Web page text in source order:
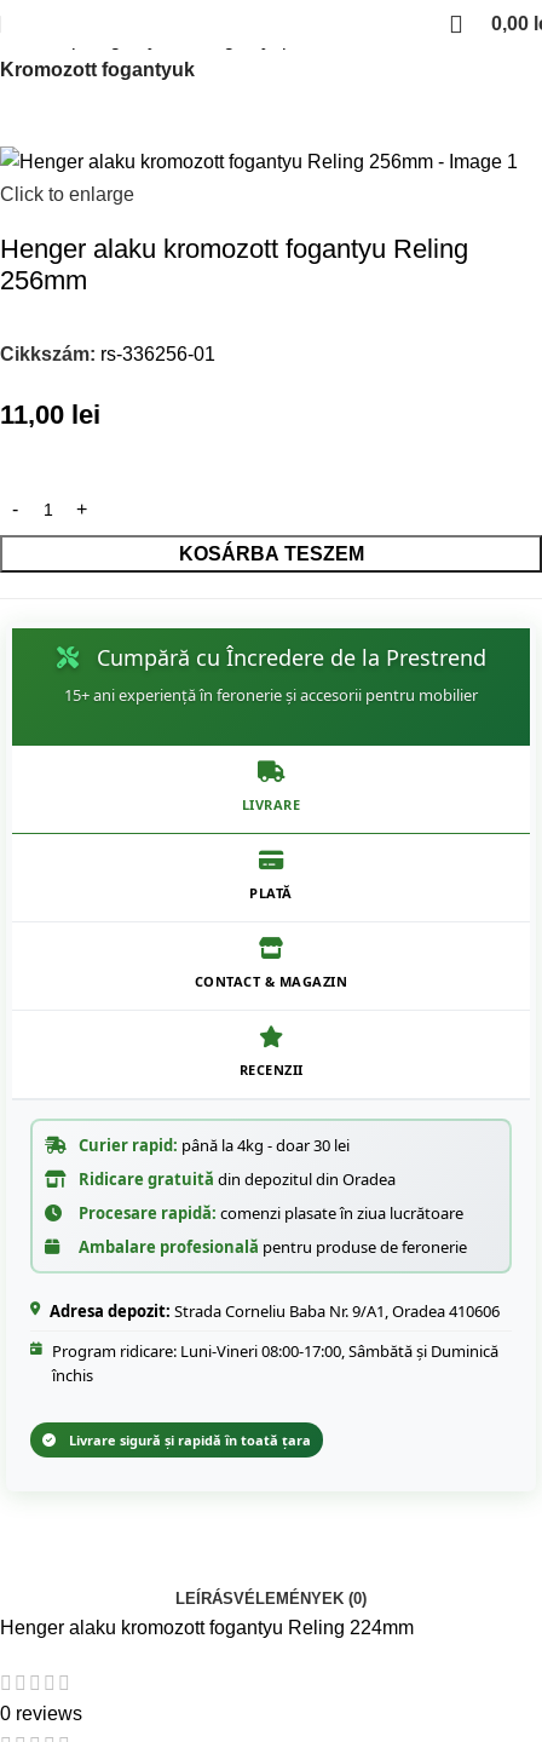
0,00
Kromozott fogantyuk
Click to enlarge
Henger alaku kromozott fogantyu Reling
256mm
Cikkszám: rs-336256-01
11,00 lei
KOSÁRBA TESZEM
Cumpără cu Încredere de la Prestrend
15+ ani experiență în feronerie și accesorii pentru mobilier
LIVRARE
PLATĂ
CONTACT & MAGAZIN
RECENZII
Curier rapid: până la 4kg - doar 30 lei
Ridicare gratuită din depozitul din Oradea
Procesare rapidă: comenzi plasate în ziua lucrătoare
Ambalare profesională pentru produse de feronerie
Adresa depozit: Strada Corneliu Baba Nr. 9/A1, Oradea 410606
Program ridicare: Luni-Vineri 08:00-17:00, Sâmbătă și Duminică
închis
Livrare sigură și rapidă în toată țara
LEÍRÁSVÉLEMÉNYEK (0)
Henger alaku kromozott fogantyu Reling 224mm
0 reviews